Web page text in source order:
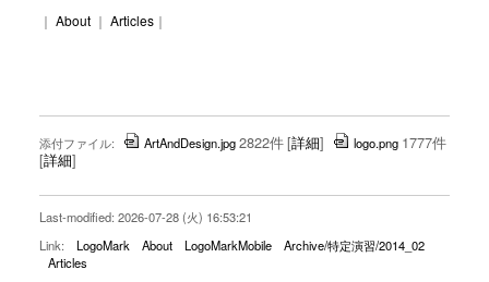
｜ About｜ Articles｜
添付ファイル: ArtAndDesign.jpg2822件[詳細] logo.png 1777件
[詳細]
Last-modified: 2026-07-28 (火) 16:53:21
Link:
LogoMark About LogoMarkMobile
Archive/特定演習/2014_02
Articles